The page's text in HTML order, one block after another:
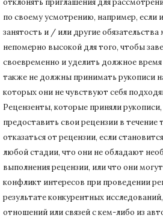
по своему усмотрению, например, если
занятость и / или другие обязательства
непомерно высокой для того, чтобы
своевременно и уделить должное
также не должны принимать рукописи
которых они не чувствуют себя
Рецензенты, которые приняли
предоставить свои рецензии в течение
отказаться от рецензии, если
любой стадии, что они не обладают
выполнения рецензии, или что они
конфликт интересов при проведении
результате конкурентных исследований
отношений или связей с кем-либо из